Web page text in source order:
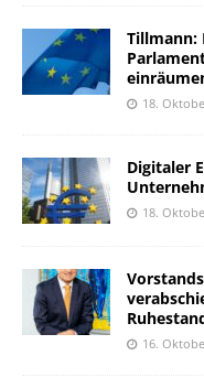
Tillmann:
18.
Digitaler
18.
16.